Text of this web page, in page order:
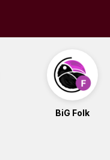
BiG Folk